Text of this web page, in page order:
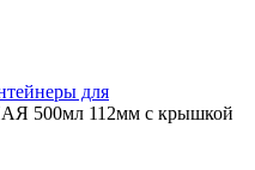
для
500мл 112мм с крышкой